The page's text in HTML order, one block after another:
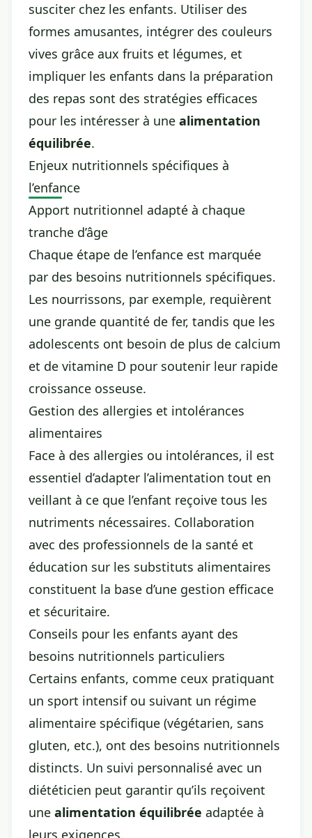
susciter chez les enfants. Utiliser des
formes amusantes, intégrer des couleurs
vives grâce aux fruits et légumes, et
impliquer les enfants dans la préparation
des repas sont des stratégies efficaces
pour les intéresser à une alimentation
équilibrée.
Enjeux nutritionnels spécifiques à
l’enfance
Apport nutritionnel adapté à chaque
tranche d’âge
Chaque étape de l’enfance est marquée
par des besoins nutritionnels spécifiques.
Les nourrissons, par exemple, requièrent
une grande quantité de fer, tandis que les
adolescents ont besoin de plus de calcium
et de vitamine D pour soutenir leur rapide
croissance osseuse.
Gestion des allergies et intolérances
alimentaires
Face à des allergies ou intolérances, il est
essentiel d’adapter l’alimentation tout en
veillant à ce que l’enfant reçoive tous les
nutriments nécessaires. Collaboration
avec des professionnels de la santé et
éducation sur les substituts alimentaires
constituent la base d’une gestion efficace
et sécuritaire.
Conseils pour les enfants ayant des
besoins nutritionnels particuliers
Certains enfants, comme ceux pratiquant
un sport intensif ou suivant un régime
alimentaire spécifique (végétarien, sans
gluten, etc.), ont des besoins nutritionnels
distincts. Un suivi personnalisé avec un
diététicien peut garantir qu’ils reçoivent
une alimentation équilibrée adaptée à